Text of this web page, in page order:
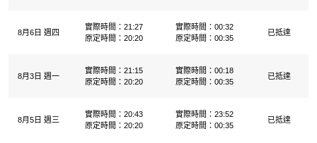
8月6日 週四
實際時間：21:27
原定時間：20:20
實際時間：00:32
原定時間：00:35
已抵達
8月3日 週一
實際時間：21:15
原定時間：20:20
實際時間：00:18
原定時間：00:35
已抵達
8月5日 週三
實際時間：20:43
原定時間：20:20
實際時間：23:52
原定時間：00:35
已抵達